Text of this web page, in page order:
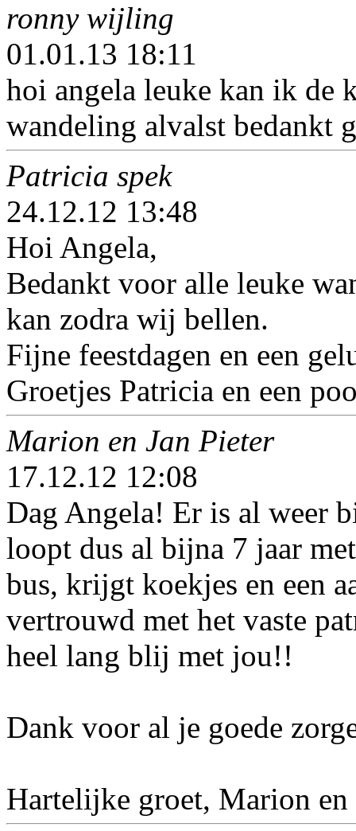
ronny wijling
01.01.13 18:11
hoi angela leuke kan ik de
wandeling alvalst bedankt
Patricia spek
24.12.12 13:48
Hoi Angela,
Bedankt voor alle leuke
kan zodra wij bellen.
Fijne feestdagen en een
Groetjes Patricia en een
Marion en Jan Pieter
17.12.12 12:08
Dag Angela! Er is al weer
loopt dus al bijna 7 jaar
bus, krijgt koekjes en een
vertrouwd met het vaste
heel lang blij met jou!!
Dank voor al je goede
Hartelijke groet, Marion en